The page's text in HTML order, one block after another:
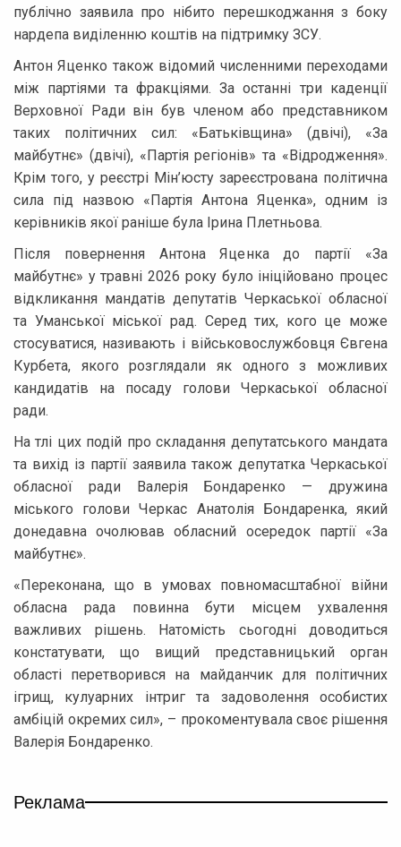
публічно заявила про нібито перешкоджання з боку
нардепа виділенню коштів на підтримку ЗСУ.
Антон Яценко також відомий численними переходами
між партіями та фракціями. За останні три каденції
Верховної Ради він був членом або представником
таких політичних сил: «Батьківщина» (двічі), «За
майбутнє» (двічі), «Партія регіонів» та «Відродження».
Крім того, у реєстрі Мін’юсту зареєстрована політична
сила під назвою «Партія Антона Яценка», одним із
керівників якої раніше була Ірина Плетньова.
Після повернення Антона Яценка до партії «За
майбутнє» у травні 2026 року було ініційовано процес
відкликання мандатів депутатів Черкаської обласної
та Уманської міської рад. Серед тих, кого це може
стосуватися, називають і військовослужбовця Євгена
Курбета, якого розглядали як одного з можливих
кандидатів на посаду голови Черкаської обласної
ради.
На тлі цих подій про складання депутатського мандата
та вихід із партії заявила також депутатка Черкаської
обласної ради Валерія Бондаренко — дружина
міського голови Черкас Анатолія Бондаренка, який
донедавна очолював обласний осередок партії «За
майбутнє».
«Переконана, що в умовах повномасштабної війни
обласна рада повинна бути місцем ухвалення
важливих рішень. Натомість сьогодні доводиться
констатувати, що вищий представницький орган
області перетворився на майданчик для політичних
ігрищ, кулуарних інтриг та задоволення особистих
амбіцій окремих сил», – прокоментувала своє рішення
Валерія Бондаренко.
Реклама